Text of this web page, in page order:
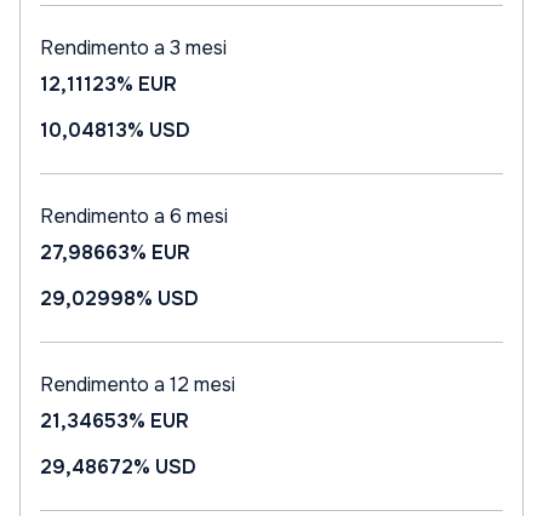
Rendimento a 3 mesi
12,11123% EUR
10,04813% USD
Rendimento a 6 mesi
27,98663% EUR
29,02998% USD
Rendimento a 12 mesi
21,34653% EUR
29,48672% USD